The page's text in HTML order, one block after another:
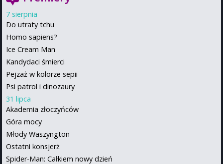
7 sierpnia
Do utraty tchu
Homo sapiens?
Ice Cream Man
Kandydaci śmierci
Pejzaż w kolorze sepii
Psi patrol i dinozaury
31 lipca
Akademia złoczyńców
Góra mocy
Młody Waszyngton
Ostatni konsjerż
Spider-Man: Całkiem nowy dzień